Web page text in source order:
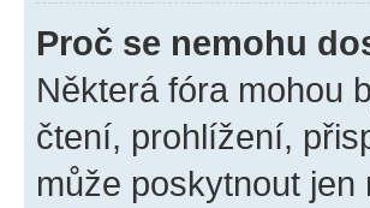
Proč se nemohu
Některá fóra mohou
čtení, prohlížení,
může poskytnout